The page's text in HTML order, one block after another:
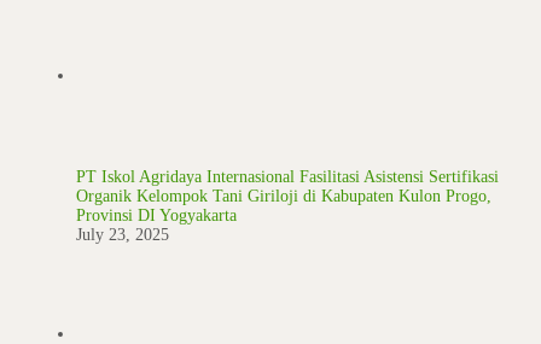
PT Iskol Agridaya Internasional Fasilitasi Asistensi Sertifikasi
Organik Kelompok Tani Giriloji di Kabupaten Kulon Progo,
Provinsi DI Yogyakarta
July 23, 2025